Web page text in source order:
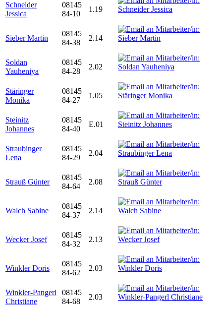
Schneider
Jessica
08145
84-10
1.19
Sieber Martin
08145
84-38
2.14
Soldan
Yauheniya
08145
84-28
2.02
Stäringer
Monika
08145
84-27
1.05
Steinitz
Johannes
08145
84-40
E.01
Straubinger
Lena
08145
84-29
2.04
Strauß Günter
08145
84-64
2.08
Walch Sabine
08145
84-37
2.14
Wecker Josef
08145
84-32
2.13
Winkler Doris
08145
84-62
2.03
Winkler-Pangerl
Christiane
08145
84-68
2.03